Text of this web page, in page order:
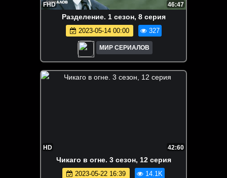
FHD 46:47
Paздeлeниe. 1 сезон, 8 серия
2023-05-14 00:00 327
МИР СЕРИАЛОВ
HD 42:60
Чикаго в огне. 3 сезон, 12 серия
2023-05-22 16:39 14.1K